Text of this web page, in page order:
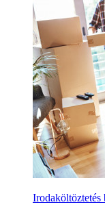
Irodaköltöztetés